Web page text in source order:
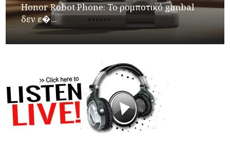
Honor Robot Phone: Το ρομποτικό gimbal
δεν ε�...